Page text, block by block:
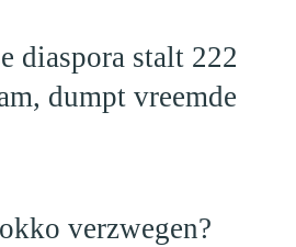
diaspora stalt 222
dumpt vreemde
verzwegen?